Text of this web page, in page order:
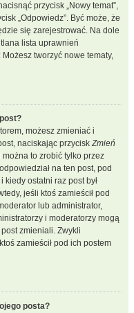
przycisk „Nowy temat”,
„Odpowiedz”. Być może, że
się zarejestrować. Na dole
lista uprawnień
tworzyć nowe tematy,
możesz zmieniać i
naciskając przyciskZmień
to zrobić tylko przez
na ten post, pod
ostatni raz post był
jeśli ktoś zamieścił pod
lub administrator,
i moderatorzy mogą
zmieniali. Zwykli
zamieścił pod ich postem
posta?